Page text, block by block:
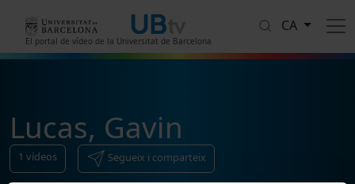
El portal de vídeo de la Universitat de Barcelona
CA
Lucas, Gavin
1 vídeos Segueix i comparteix